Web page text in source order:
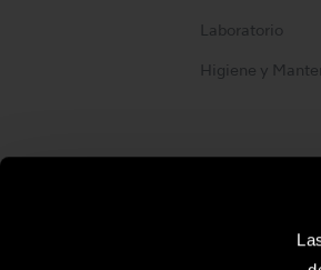
Laboratorio
Higiene y